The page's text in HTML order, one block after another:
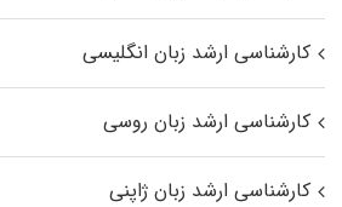
کارشناسی ارشد زبان انگلیسی
کارشناسی ارشد زبان روسی
کارشناسی ارشد زبان ژاپنی